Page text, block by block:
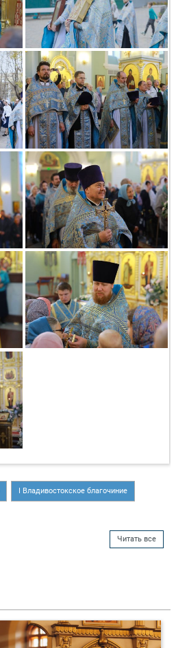
I Владивостокское благочиние
Читать все